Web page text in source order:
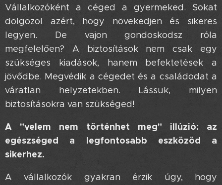
Vállalkozóként a céged a gyermeked. Sokat
dolgozol azért, hogy növekedjen és sikeres
legyen. De vajon gondoskodsz róla
megfelelően? A biztosítások nem csak egy
szükséges kiadások, hanem befektetések a
jövődbe. Megvédik a cégedet és a családodat a
váratlan helyzetekben. Lássuk, milyen
biztosításokra van szükséged!
A "velem nem történhet meg" illúzió: az
egészséged a legfontosabb eszközöd a
sikerhez.
A vállalkozók gyakran érzik úgy, hogy